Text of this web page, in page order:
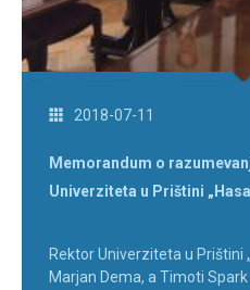
2018-07-11
Memorandum o
Univerziteta u Prištini
Rektor Univerziteta u Prištini
Marjan Dema, a Timoti Spark